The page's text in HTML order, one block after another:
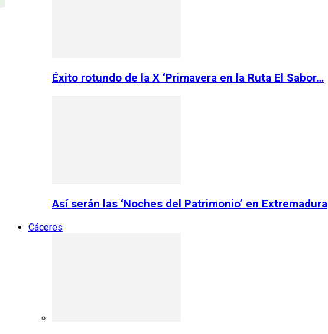
Éxito rotundo de la X ‘Primavera en la Ruta El Sabor…
Así serán las ‘Noches del Patrimonio’ en Extremadura
Cáceres